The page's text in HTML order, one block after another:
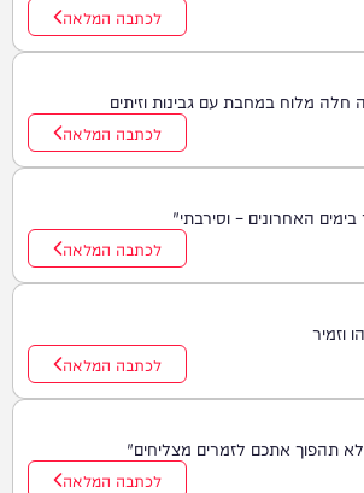
לכתבה המלאה
מלוח במחבת עם גבינות וזיתים
לכתבה המלאה
בימים האחרונים – וסירבתי"
לכתבה המלאה
וזמיר
לכתבה המלאה
תהפוך אתכם לזמרים מצליחים"
לכתבה המלאה